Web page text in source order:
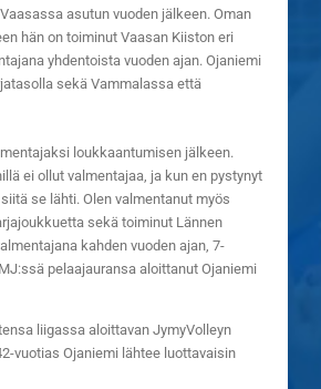
asutun vuoden jälkeen. Oman
hän on toiminut Vaasan Kiiston eri
yhdentoista vuoden ajan. Ojaniemi
sekä Vammalassa että
loukkaantumisen jälkeen.
ei ollut valmentajaa, ja kun en pystynyt
se lähti. Olen valmentanut myös
sekä toiminut Lännen
kahden vuoden ajan, 7-
pelaajauransa aloittanut Ojaniemi
liigassa aloittavan JymyVolleyn
vuotias Ojaniemi lähtee luottavaisin